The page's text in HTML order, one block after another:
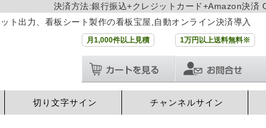
決済方法:銀行振込+クレジットカード+Amazon決済
ト出力、看板シート製作の看板宝屋,自動オンライン決済導入
月1,000件以上見積 1万円以上送料無料※
切り文字サイン チャンネルサイン